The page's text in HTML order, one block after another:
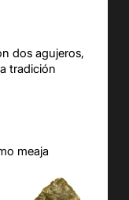
dos agujeros,
tradición
meaja